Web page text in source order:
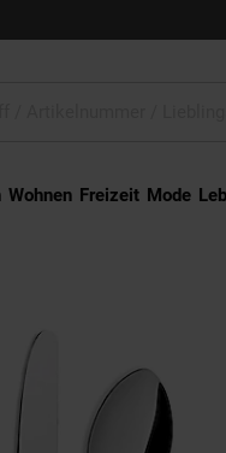
Wohnen Freizeit Mode